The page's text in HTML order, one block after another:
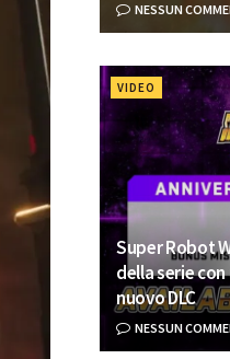
NESSUN
VIDEO
Super Robot
della serie
nuovo DLC
NESSUN